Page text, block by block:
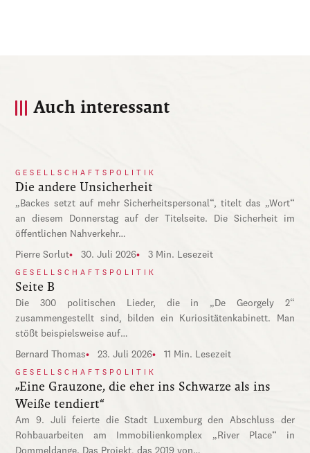
Auch interessant
GESELLSCHAFTSPOLITIK
Die andere Unsicherheit
„Backes setzt auf mehr Sicherheitspersonal“, titelt das „Wort“
an diesem Donnerstag auf der Titelseite. Die Sicherheit im
öffentlichen Nahverkehr…
Pierre Sorlut 30. Juli 2026 3 Min. Lesezeit
GESELLSCHAFTSPOLITIK
Seite B
Die 300 politischen Lieder, die in „De Georgely 2“
zusammengestellt sind, bilden ein Kuriositätenkabinett. Man
stößt beispielsweise auf…
Bernard Thomas 23. Juli 2026 11 Min. Lesezeit
GESELLSCHAFTSPOLITIK
„Eine Grauzone, die eher ins Schwarze als ins
Weiße tendiert“
Am 9. Juli feierte die Stadt Luxemburg den Abschluss der
Rohbauarbeiten am Immobilienkomplex „River Place“ in